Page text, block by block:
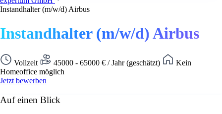
Instandhalter (m/w/d) Airbus
Instandhalter (m/w/d) Airbus
Vollzeit 45000 - 65000 € / Jahr (geschätzt)
Kein
Homeoffice möglich
Jetzt bewerben
Auf einen Blick